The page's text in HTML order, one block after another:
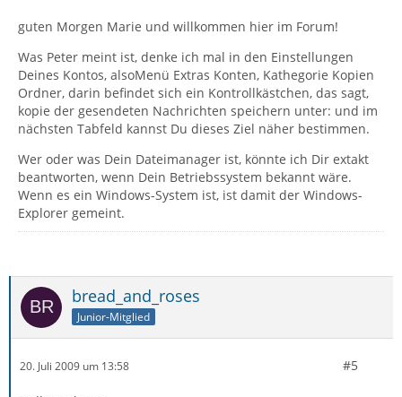
guten Morgen Marie und willkommen hier im Forum!
Was Peter meint ist, denke ich mal in den Einstellungen
Deines Kontos, alsoMenü Extras Konten, Kathegorie Kopien
Ordner, darin befindet sich ein Kontrollkästchen, das sagt,
kopie der gesendeten Nachrichten speichern unter: und im
nächsten Tabfeld kannst Du dieses Ziel näher bestimmen.
Wer oder was Dein Dateimanager ist, könnte ich Dir extakt
beantworten, wenn Dein Betriebssystem bekannt wäre.
Wenn es ein Windows-System ist, ist damit der Windows-
Explorer gemeint.
bread_and_roses
Junior-Mitglied
20. Juli 2009 um 13:58 #5